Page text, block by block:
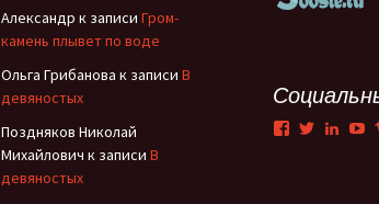
Тени
Александр к записи Гром-
камень плывет по воде
Ольга Грибанова к записи В
девяностых
Поздняков Николай
Михайлович к записи В
девяностых
Facebook
Twitter